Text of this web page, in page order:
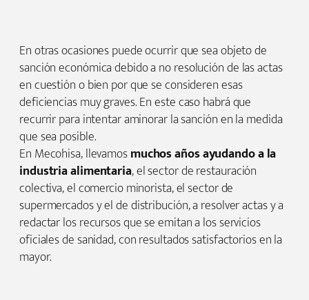
En otras ocasiones puede ocurrir que sea objeto de
sanción económica debido a no resolución de las actas
en cuestión o bien por que se consideren esas
deficiencias muy graves. En este caso habrá que
recurrir para intentar aminorar la sanción en la medida
que sea posible.
En Mecohisa, llevamosmuchos años ayudando a la
industria alimentaria, el sector de restauración
colectiva, el comercio minorista, el sector de
supermercados y el de distribución, a resolver actas y a
redactar los recursos que se emitan a los servicios
oficiales de sanidad, con resultados satisfactorios en la
mayor.